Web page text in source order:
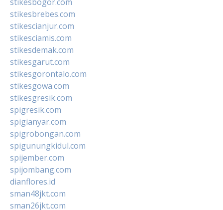
stikesbrebes.com
stikescianjur.com
stikesciamis.com
stikesdemak.com
stikesgarut.com
stikesgorontalo.com
stikesgowa.com
stikesgresik.com
spigresik.com
spigianyar.com
spigrobongan.com
spigunungkidul.com
spijember.com
spijombang.com
dianflores.id
sman48jkt.com
sman26jkt.com